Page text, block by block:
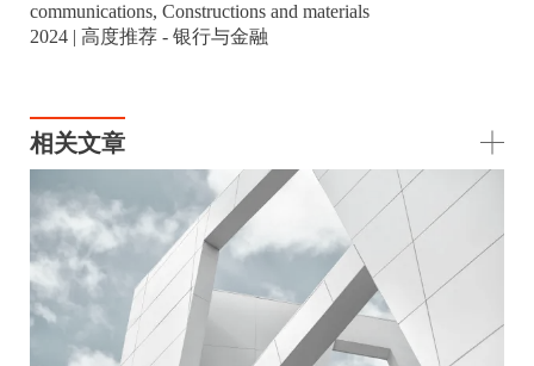
communications, Constructions and materials
2024 | 高度推荐 - 银行与金融
相关文章